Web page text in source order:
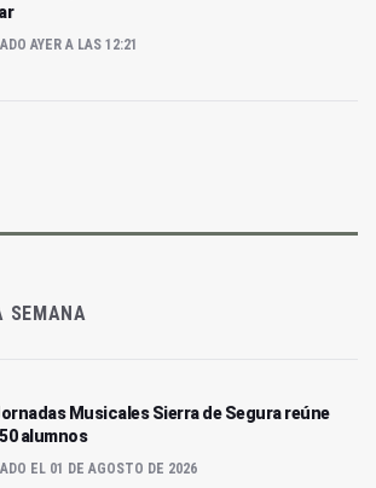
AYER A LAS 12:21
SEMANA
Musicales Sierra de Segura reúne
alumnos
EL 01 DE AGOSTO DE 2026